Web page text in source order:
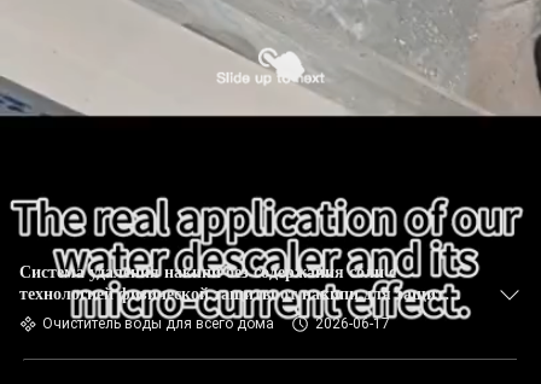
Система удаления накипи без содержания соли с
технологией физической защиты от накипи для защиты
всего дома
Очиститель воды для всего дома 2026-06-17